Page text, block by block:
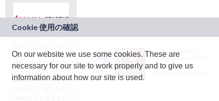
ドコモグループの新
規事業創出プログラ
ム「docomo
STARTUP」を通じて
JASRAC許諾番号：
9024936001Y45037
JASRAC許諾番号：
On our website we use some cookies. These are
necessary for our site to work properly and to give us
information about how our site is used.